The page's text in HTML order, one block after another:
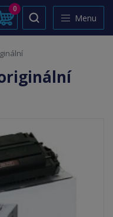
0
Menu